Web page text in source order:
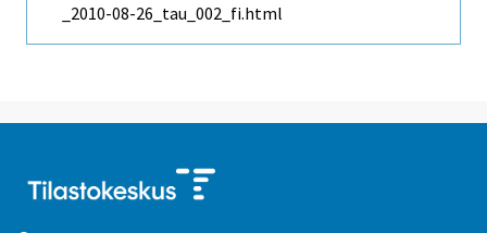
_2010-08-26_tau_002_fi.html